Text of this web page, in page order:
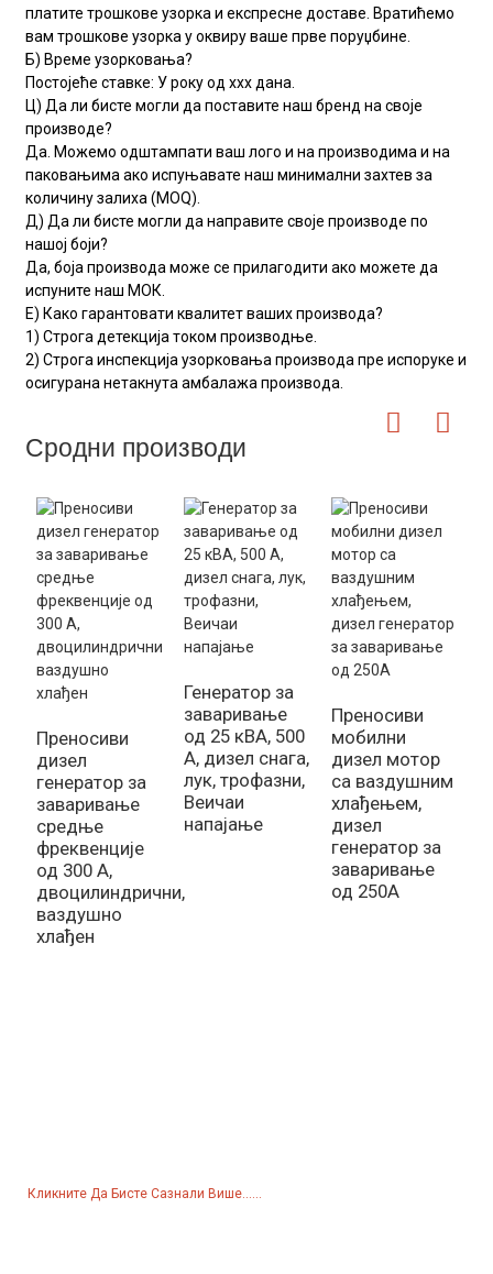
платите трошкове узорка и експресне доставе. Вратићемо
вам трошкове узорка у оквиру ваше прве поруџбине.
Б) Време узорковања?
Постојеће ставке: У року од xxx дана.
Ц) Да ли бисте могли да поставите наш бренд на своје
производе?
Да. Можемо одштампати ваш лого и на производима и на
паковањима ако испуњавате наш минимални захтев за
количину залиха (MOQ).
Д) Да ли бисте могли да направите своје производе по
нашој боји?
Да, боја производа може се прилагодити ако можете да
испуните наш МОК.
Е) Како гарантовати квалитет ваших производа?
1) Строга детекција током производње.
2) Строга инспекција узорковања производа пре испоруке и
осигурана нетакнута амбалажа производа.
Сродни производи
Преносиви
дизел
генератор за
заваривање
средње
фреквенције
од 300 А,
двоцилиндрични,
ваздушно
хлађен
Генератор за
заваривање
од 25 кВА, 500
А, дизел снага,
лук, трофазни,
Веичаи
напајање
Преносиви
мобилни
дизел мотор
са ваздушним
хлађењем,
дизел
генератор за
заваривање
од 250А
Кликните Да Бисте Сазнали Више......